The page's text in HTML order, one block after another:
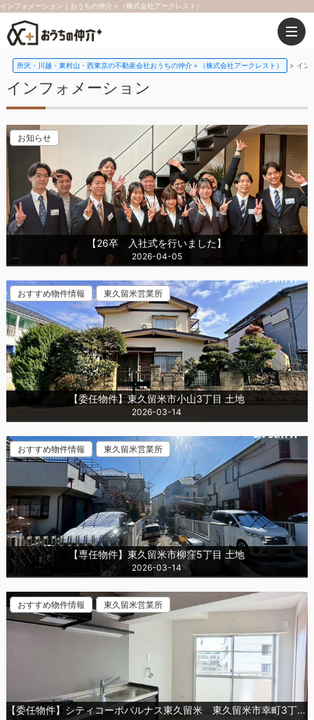
インフォメーション｜おうちの仲介＋（株式会社アークレスト）
所沢・川越・東村山・西東京の不動産会社おうちの仲介＋（株式会社アークレスト） イン
インフォメーション
お知らせ
【26卒 入社式を行いました】
2026-04-05
おすすめ物件情報 東久留米営業所
【委任物件】東久留米市小山3丁目 土地
2026-03-14
おすすめ物件情報 東久留米営業所
【専任物件】東久留米市柳窪5丁目 土地
2026-03-14
おすすめ物件情報 東久留米営業所
【委任物件】シティコーポパルナス東久留米 東久留米市幸町3丁目 中古マンション